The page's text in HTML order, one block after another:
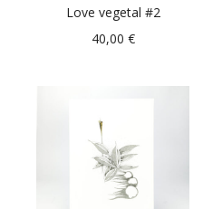
Love vegetal #2
40,00 €